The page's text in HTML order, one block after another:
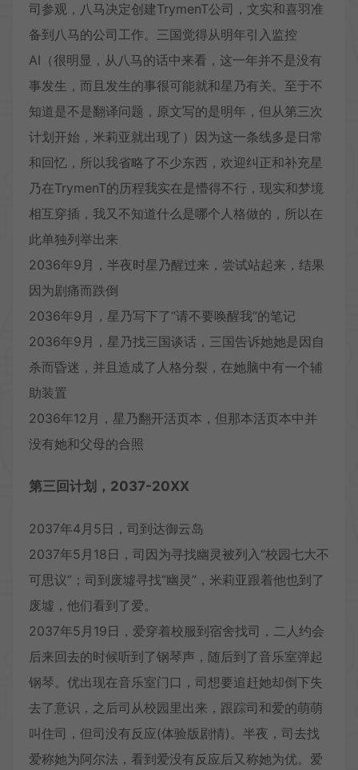
司参观，八马决定创建TrymenT公司，文实和喜羽准
备到八马的公司工作。三国觉得从明年引入监控
AI（很明显，从八马的话中来看，这一年并不是没有
事发生，而且发生的事很可能就和星乃有关。至于不
知道是不是翻译问题，原文写的是明年，但从第三次
计划开始，米莉亚就出现了）因为这一条线多是日常
和回忆，所以我省略了不少东西，欢迎纠正和补充星
乃在TrymenT的历程我实在是懵得不行，现实和梦境
相互穿插，我又不知道什么是哪个人格做的，所以在
此单独列举出来
2036年9月，半夜时星乃醒过来，尝试站起来，结果
因为剧痛而跌倒
2036年9月，星乃写下了“请不要唤醒我”的笔记
2036年9月，星乃找三国谈话，三国告诉她她是因自
杀而昏迷，并且造成了人格分裂，在她脑中有一个辅
助装置
2036年12月，星乃翻开活页本，但那本活页本中并
没有她和父母的合照
第三回计划，2037-20XX
2037年4月5日，司到达御云岛
2037年5月18日，司因为寻找幽灵被列入“校园七大不
可思议”；司到废墟寻找“幽灵”，米莉亚跟着他也到了
废墟，他们看到了爱。
2037年5月19日，爱穿着校服到宿舍找司，二人约会
后来回去的时候听到了钢琴声，随后到了音乐室弹起
钢琴。优出现在音乐室门口，司想要追赶她却倒下失
去了意识，之后司从校园里出来，跟踪司和爱的萌萌
叫住司，但司没有反应(体验版剧情)。半夜，司去找
爱称她为阿尔法，看到爱没有反应后又称她为优。爱